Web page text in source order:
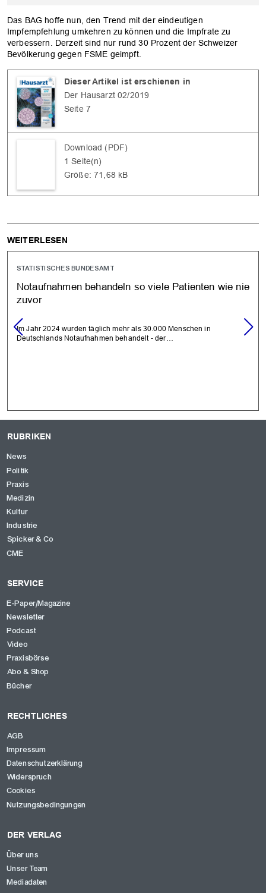
Das BAG hoffe nun, den Trend mit der eindeutigen
Impfempfehlung umkehren zu können und die Impfrate zu
verbessern. Derzeit sind nur rund 30 Prozent der Schweizer
Bevölkerung gegen FSME geimpft.
Dieser Artikel ist erschienen in
Der Hausarzt 02/2019
Seite 7
Download (PDF)
1 Seite(n)
Größe: 71,68 kB
WEITERLESEN
STATISTISCHES BUNDESAMT
Notaufnahmen behandeln so viele Patienten wie nie
zuvor
Im Jahr 2024 wurden täglich mehr als 30.000 Menschen in
Deutschlands Notaufnahmen behandelt - der…
RUBRIKEN
News
Politik
Praxis
Medizin
Kultur
Industrie
Spicker & Co
CME
SERVICE
E-Paper/Magazine
Newsletter
Podcast
Video
Praxisbörse
Abo & Shop
Bücher
RECHTLICHES
AGB
Impressum
Datenschutzerklärung
Widerspruch
Cookies
Nutzungsbedingungen
DER VERLAG
Über uns
Unser Team
Mediadaten